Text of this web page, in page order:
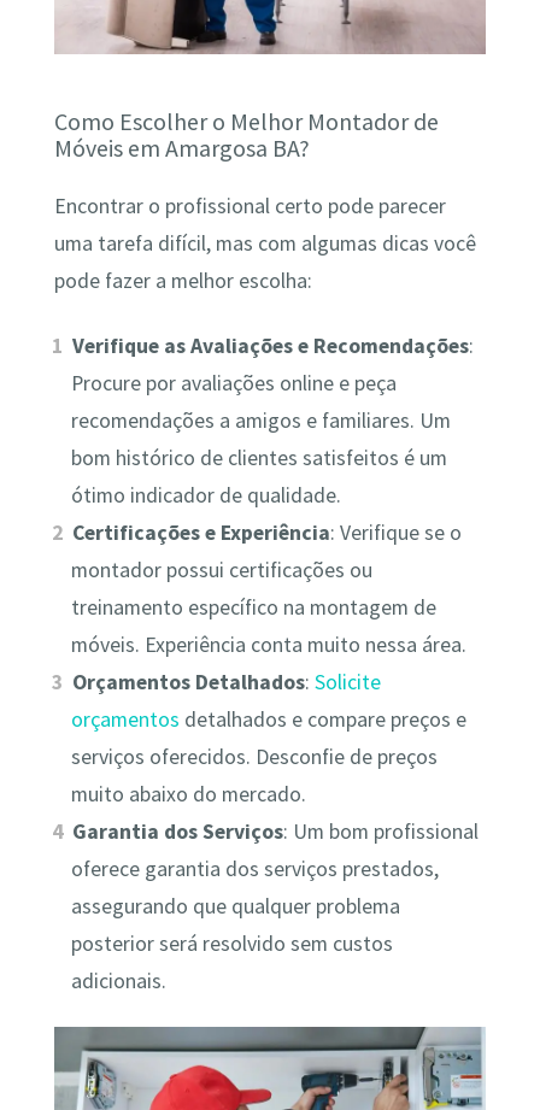
Como Escolher o Melhor Montador de
Móveis em Amargosa BA?
Encontrar o profissional certo pode parecer
uma tarefa difícil, mas com algumas dicas você
pode fazer a melhor escolha:
Verifique as Avaliações e Recomendações:
Procure por avaliações online e peça
recomendações a amigos e familiares. Um
bom histórico de clientes satisfeitos é um
ótimo indicador de qualidade.
Certificações e Experiência: Verifique se o
montador possui certificações ou
treinamento específico na montagem de
móveis. Experiência conta muito nessa área.
Orçamentos Detalhados:Solicite
orçamentos detalhados e compare preços e
serviços oferecidos. Desconfie de preços
muito abaixo do mercado.
Garantia dos Serviços: Um bom profissional
oferece garantia dos serviços prestados,
assegurando que qualquer problema
posterior será resolvido sem custos
adicionais.